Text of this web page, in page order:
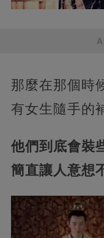
那麼在那個時
有女生隨手的
他們到底會裝
簡直讓人意想